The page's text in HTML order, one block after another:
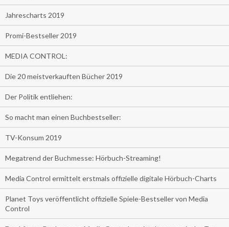
Jahrescharts 2019
Promi-Bestseller 2019
MEDIA CONTROL:
Die 20 meistverkauften Bücher 2019
Der Politik entliehen:
So macht man einen Buchbestseller:
TV-Konsum 2019
Megatrend der Buchmesse: Hörbuch-Streaming!
Media Control ermittelt erstmals offizielle digitale Hörbuch-Charts
Planet Toys veröffentlicht offizielle Spiele-Bestseller von Media
Control